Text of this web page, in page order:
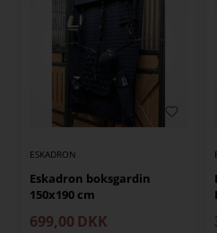
ESKADRON
Eskadron boksgardin
150x190 cm
699,00 DKK